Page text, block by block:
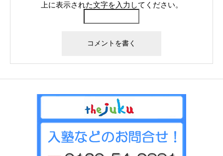
上に表示された文字を入力してください。